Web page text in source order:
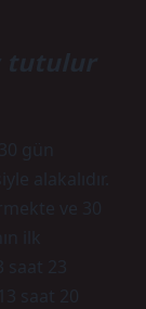
tutulur
gün
alakalıdır.
ve 30
ilk
saat 23
saat 20